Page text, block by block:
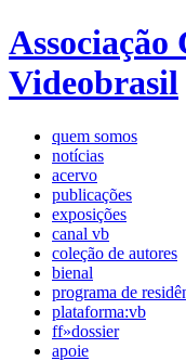
Videobrasil
quem somos
notícias
acervo
publicações
exposições
canal vb
coleção de autores
bienal
programa de
plataforma:vb
ff»dossier
apoie